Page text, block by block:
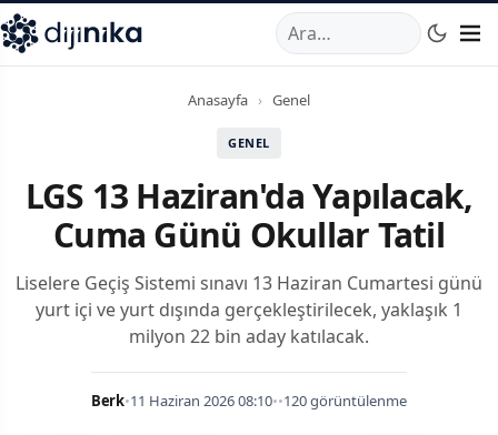
,Marmara Mahallesi,Beylikdüzü34520TRTelefon:0850
Anasayfa › Genel
GENEL
LGS 13 Haziran'da Yapılacak,
Cuma Günü Okullar Tatil
Liselere Geçiş Sistemi sınavı 13 Haziran Cumartesi günü
yurt içi ve yurt dışında gerçekleştirilecek, yaklaşık 1
milyon 22 bin aday katılacak.
Berk•11 Haziran 2026 08:10••120 görüntülenme